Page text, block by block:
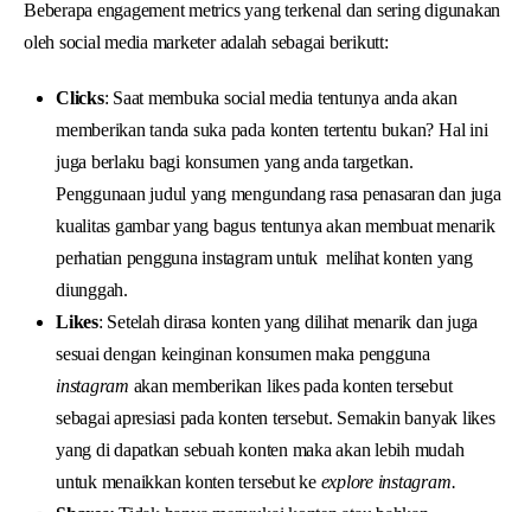
Beberapa engagement metrics yang terkenal dan sering digunakan
oleh social media marketer adalah sebagai berikutt:
Clicks: Saat membuka social media tentunya anda akan
memberikan tanda suka pada konten tertentu bukan? Hal ini
juga berlaku bagi konsumen yang anda targetkan.
Penggunaan judul yang mengundang rasa penasaran dan juga
kualitas gambar yang bagus tentunya akan membuat menarik
perhatian pengguna instagram untuk melihat konten yang
diunggah.
Likes: Setelah dirasa konten yang dilihat menarik dan juga
sesuai dengan keinginan konsumen maka pengguna
instagram akan memberikan likes pada konten tersebut
sebagai apresiasi pada konten tersebut. Semakin banyak likes
yang di dapatkan sebuah konten maka akan lebih mudah
untuk menaikkan konten tersebut ke explore instagram.